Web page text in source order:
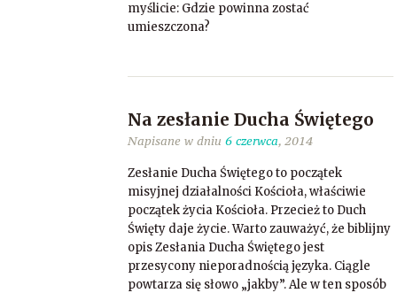
myślicie: Gdzie powinna zostać
umieszczona?
Na zesłanie Ducha Świętego
Napisane w dniu 6 czerwca, 2014
Zesłanie Ducha Świętego to początek
misyjnej działalności Kościoła, właściwie
początek życia Kościoła. Przecież to Duch
Święty daje życie. Warto zauważyć, że biblijny
opis Zesłania Ducha Świętego jest
przesycony nieporadnością języka. Ciągle
powtarza się słowo „jakby”. Ale w ten sposób